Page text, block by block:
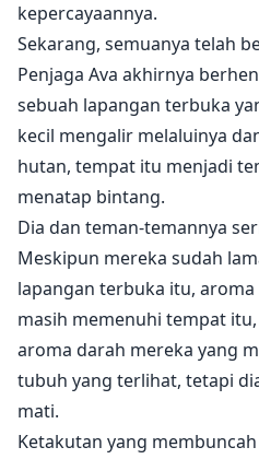
kepercayaannya.
Sekarang, semuanya telah
Penjaga Ava akhirnya
sebuah lapangan terbuka
kecil mengalir melaluinya
hutan, tempat itu menjadi
menatap bintang.
Dia dan teman-temannya
Meskipun mereka sudah
lapangan terbuka itu, aroma
masih memenuhi tempat
aroma darah mereka yang
tubuh yang terlihat, tetapi
mati.
Ketakutan yang